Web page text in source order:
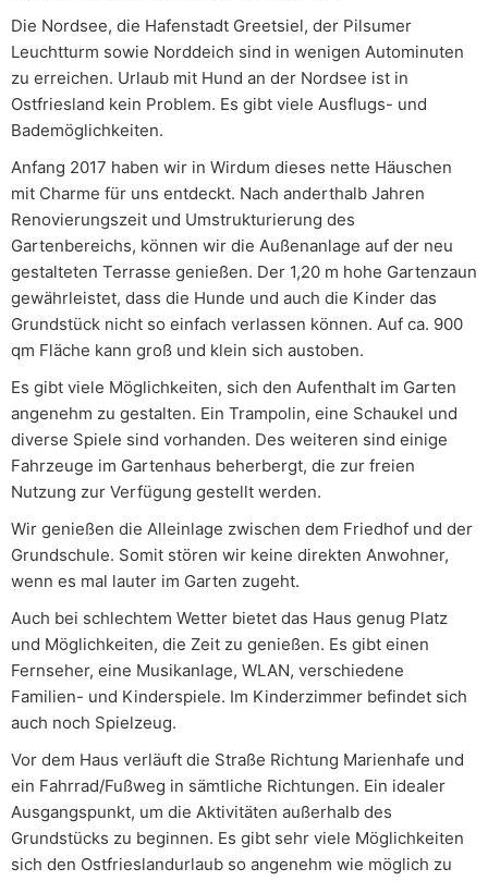
Die Nordsee, die Hafenstadt Greetsiel, der Pilsumer
Leuchtturm sowie Norddeich sind in wenigen Autominuten
zu erreichen. Urlaub mit Hund an der Nordsee ist in
Ostfriesland kein Problem. Es gibt viele Ausflugs- und
Bademöglichkeiten.
Anfang 2017 haben wir in Wirdum dieses nette Häuschen
mit Charme für uns entdeckt. Nach anderthalb Jahren
Renovierungszeit und Umstrukturierung des
Gartenbereichs, können wir die Außenanlage auf der neu
gestalteten Terrasse genießen. Der 1,20 m hohe Gartenzaun
gewährleistet, dass die Hunde und auch die Kinder das
Grundstück nicht so einfach verlassen können. Auf ca. 900
qm Fläche kann groß und klein sich austoben.
Es gibt viele Möglichkeiten, sich den Aufenthalt im Garten
angenehm zu gestalten. Ein Trampolin, eine Schaukel und
diverse Spiele sind vorhanden. Des weiteren sind einige
Fahrzeuge im Gartenhaus beherbergt, die zur freien
Nutzung zur Verfügung gestellt werden.
Wir genießen die Alleinlage zwischen dem Friedhof und der
Grundschule. Somit stören wir keine direkten Anwohner,
wenn es mal lauter im Garten zugeht.
Auch bei schlechtem Wetter bietet das Haus genug Platz
und Möglichkeiten, die Zeit zu genießen. Es gibt einen
Fernseher, eine Musikanlage, WLAN, verschiedene
Familien- und Kinderspiele. Im Kinderzimmer befindet sich
auch noch Spielzeug.
Vor dem Haus verläuft die Straße Richtung Marienhafe und
ein Fahrrad/Fußweg in sämtliche Richtungen. Ein idealer
Ausgangspunkt, um die Aktivitäten außerhalb des
Grundstücks zu beginnen. Es gibt sehr viele Möglichkeiten
sich den Ostfrieslandurlaub so angenehm wie möglich zu